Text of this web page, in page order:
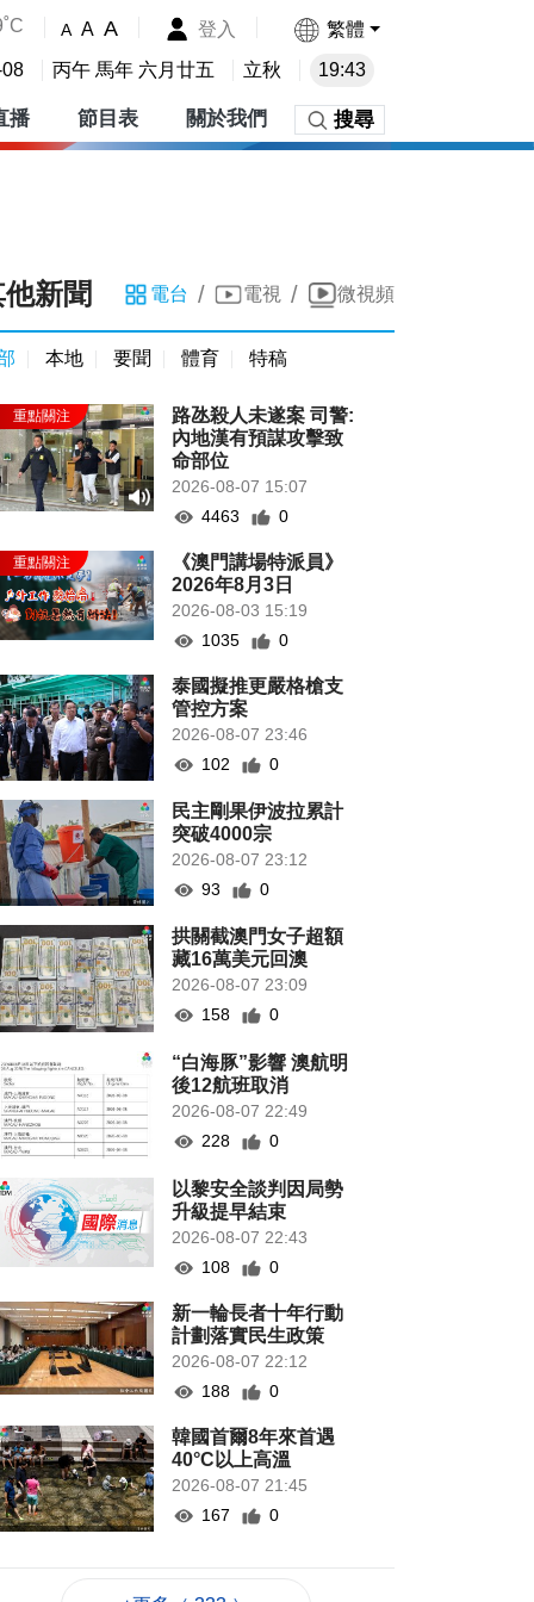
A A A 登入 繁體
丙午 馬年 六月廿五 立秋 19:43
播 節目表 關於我們 搜尋
新聞 電台 / 電視 / 微視頻
本地 要聞 體育 特稿
路氹殺人未遂案 司警:
內地漢有預謀攻擊致
命部位
2026-08-07 15:07
4463
0
《澳門講場特派員》
2026年8月3日
2026-08-03 15:19
1035
0
泰國擬推更嚴格槍支
管控方案
2026-08-07 23:46
102
0
民主剛果伊波拉累計
突破4000宗
2026-08-07 23:12
93
0
拱關截澳門女子超額
藏16萬美元回澳
2026-08-07 23:09
158
0
“白海豚”影響 澳航明
後12航班取消
2026-08-07 22:49
228
0
以黎安全談判因局勢
升級提早結束
2026-08-07 22:43
108
0
新一輪長者十年行動
計劃落實民生政策
2026-08-07 22:12
188
0
韓國首爾8年來首遇
40°C以上高溫
2026-08-07 21:45
167
0